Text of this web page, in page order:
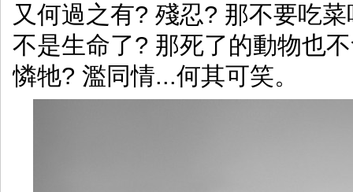
又何過之有? 殘忍? 那不要吃
不是生命了? 那死了的動物也
憐牠? 濫同情...何其可笑。